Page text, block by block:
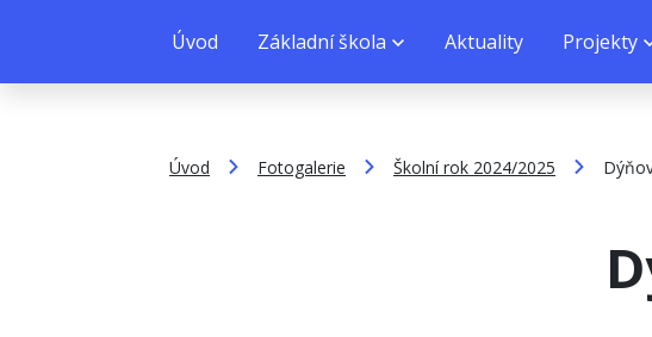
Úvod Základní škola Aktuality Projekty
Úvod Fotogalerie Školní rok 2024/2025